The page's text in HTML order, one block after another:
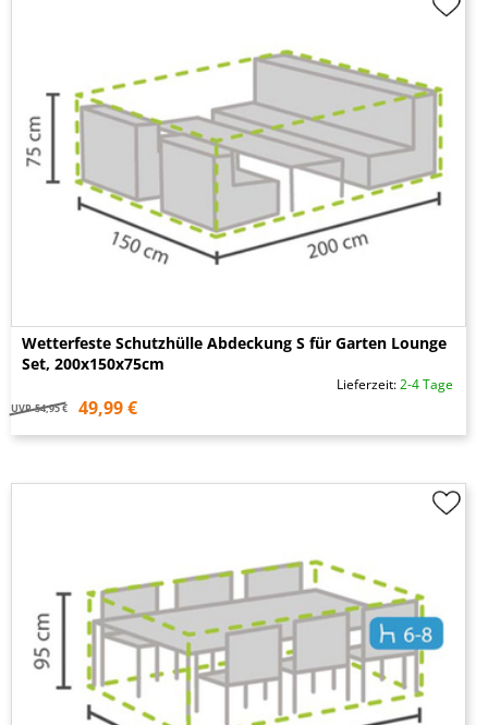
Wetterfeste Schutzhülle Abdeckung S für Garten Lounge
Set, 200x150x75cm
Lieferzeit:2-4 Tage
UVP 54,95 € 49,99 €